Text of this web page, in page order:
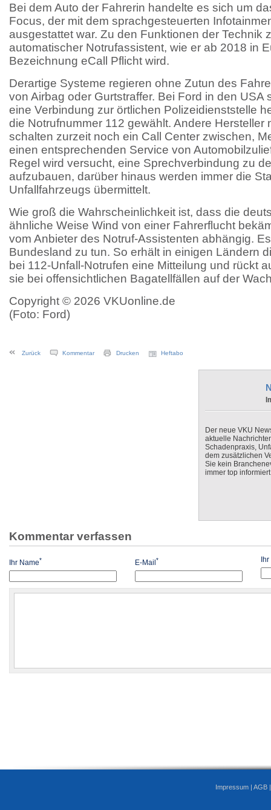
Bei dem Auto der Fahrerin handelte es sich um
Focus, der mit dem sprachgesteuerten
ausgestattet war. Zu den Funktionen der Technik
automatischer Notrufassistent, wie er ab 2018 in
Bezeichnung eCall Pflicht wird.
Derartige Systeme regieren ohne Zutun des
von Airbag oder Gurtstraffer. Bei Ford in den USA
eine Verbindung zur örtlichen Polizeidienststelle
die Notrufnummer 112 gewählt. Andere Hersteller
schalten zurzeit noch ein Call Center zwischen,
einen entsprechenden Service von
Regel wird versucht, eine Sprechverbindung zu
aufzubauen, darüber hinaus werden immer die
Unfallfahrzeugs übermittelt.
Wie groß die Wahrscheinlichkeit ist, dass die
ähnliche Weise Wind von einer Fahrerflucht
vom Anbieter des Notruf-Assistenten abhängig.
Bundesland zu tun. So erhält in einigen Ländern
bei 112-Unfall-Notrufen eine Mitteilung und rückt
sie bei offensichtlichen Bagatellfällen auf der
Copyright © 2026 VKUonline.de
(Foto: Ford)
Zurück Kommentar Drucken Heftabo
Der neue VKU
aktuelle
Schadenpraxis,
dem zusätzlichen
Sie kein
immer top
Kommentar verfassen
Ihr Name* E-Mail* Ihr
Impressum | AGB